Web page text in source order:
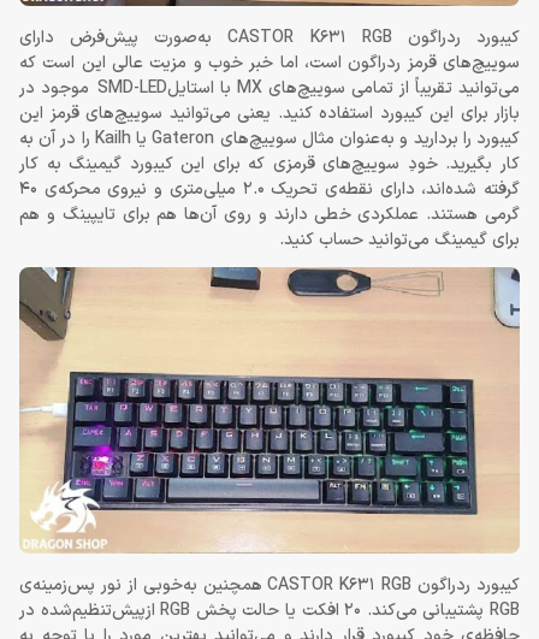
کیبورد ردراگون CASTOR K631 RGB به‌صورت پیش‌فرض دارای
سوییچ‌های قرمز ردراگون است، اما خبر خوب و مزیت عالی این است که
می‌توانید تقریباً از تمامی سوییچ‌های MX با استایلSMD-LED موجود در
بازار برای این کیبورد استفاده کنید. یعنی می‌توانید سوییچ‌های قرمز این
کیبورد را بردارید و به‌عنوان مثال سوییچ‌های Gateron یا Kailh را در آن به
کار بگیرید. خودِ سوییچ‌های قرمزی که برای این کیبورد گیمینگ به کار
گرفته شده‌اند، دارای نقطه‌ی تحریک 2.0 میلی‌متری و نیروی محرکه‌ی 40
گرمی هستند. عملکردی خطی دارند و روی آن‌ها هم برای تایپینگ و هم
برای گیمینگ می‌توانید حساب کنید.
کیبورد ردراگون CASTOR K631 RGB همچنین به‌خوبی از نور پس‌زمینه‌ی
RGB پشتیبانی می‌کند. 20 افکت یا حالت پخش RGB ازپیش‌تنظیم‌شده در